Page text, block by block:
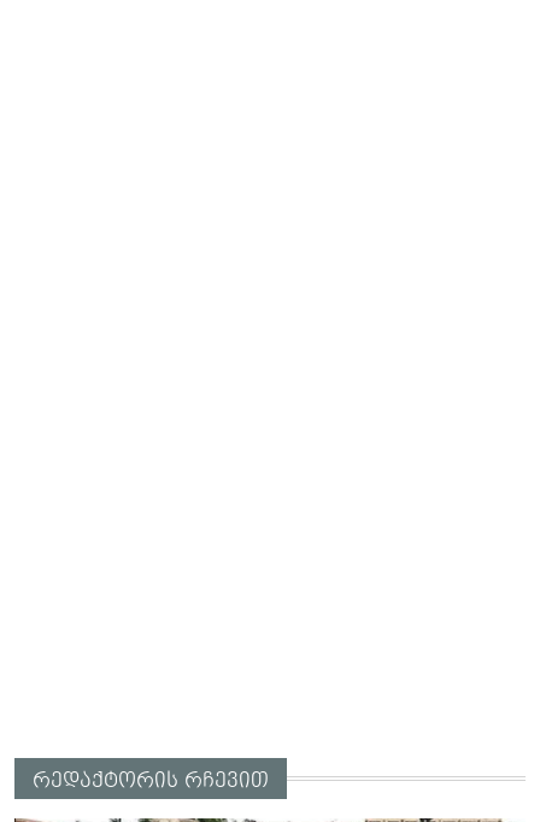
რედაქტორის რჩევით